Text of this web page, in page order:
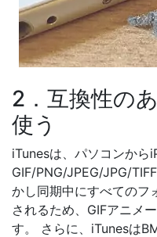
2．互換性の
使う
iTunesは、パソコンから
GIF/PNG/JPEG/JPG/
かし同期中にすべてのフ
されるため、GIFアニメ
す。 さらに、iTunesは